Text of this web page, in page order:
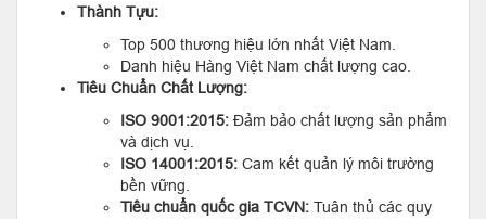
Thành Tựu:
Top 500 thương hiệu lớn nhất Việt Nam.
Danh hiệu Hàng Việt Nam chất lượng cao.
Tiêu Chuẩn Chất Lượng:
ISO 9001:2015: Đảm bảo chất lượng sản phẩm
và dịch vụ.
ISO 14001:2015: Cam kết quản lý môi trường
bền vững.
Tiêu chuẩn quốc gia TCVN: Tuân thủ các quy